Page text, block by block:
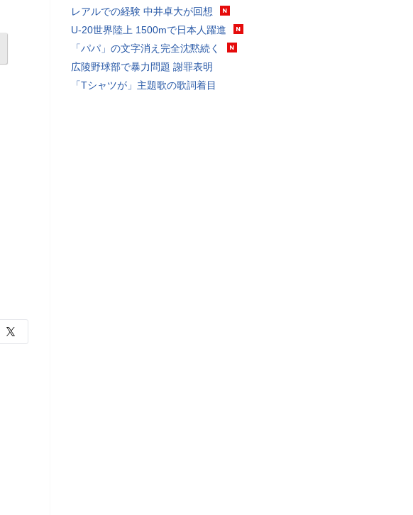
レアルでの経験 中井卓大が回想
U-20世界陸上 1500mで日本人躍進
「パパ」の文字消え完全沈黙続く
広陵野球部で暴力問題 謝罪表明
「Tシャツが」主題歌の歌詞着目